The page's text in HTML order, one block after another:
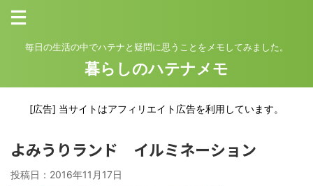
毎日の生活の中でハテナと疑問に思うことをメモしてみました。
暮らしのハテナメモ
[広告] 当サイトはアフィリエイト広告を利用しています。
よみうりランド イルミネーション
投稿日： 2016年11月17日